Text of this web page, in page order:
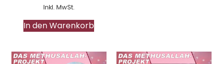
Inkl. MwSt.
In den Warenkorb